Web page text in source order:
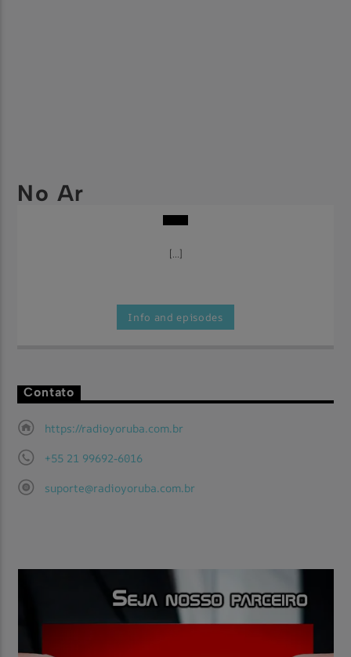
No Ar
[...]
Info and episodes
Contato
https://radioyoruba.com.br
+55 21 99692-6016
suporte@radioyoruba.com.br